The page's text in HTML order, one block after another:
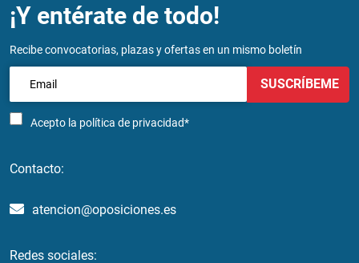
¡Y entérate de todo!
Recibe convocatorias, plazas y ofertas en un mismo boletín
Acepto la política de privacidad*
SUSCRÍBEME
Contacto:
atencion@oposiciones.es
Redes sociales: